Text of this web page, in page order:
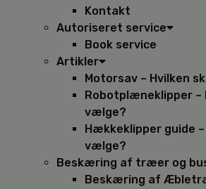
Kontakt
Autoriseret service
Book service
Artikler
Motorsav – Hvilken
Robotplæneklipper –
vælge?
Hækkeklipper guide
vælge?
Beskæring af træer og
Beskæring af